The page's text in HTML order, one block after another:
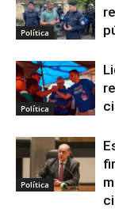
Política
Política
Política